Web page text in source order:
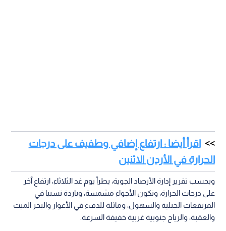
اقرأ أيضا : ارتفاع إضافي وطفيف على درجات
الحرارة في الأردن الاثنين
وبحسب تقرير إدارة الأرصاد الجوية، يطرأ يوم غد الثلاثاء، ارتفاع آخر
على درجات الحرارة، وتكون الأجواء مشمسة، وباردة نسبيا في
المرتفعات الجبلية والسهول، ومائلة للدفء في الأغوار والبحر الميت
والعقبة، والرياح جنوبية غربية خفيفة السرعة.